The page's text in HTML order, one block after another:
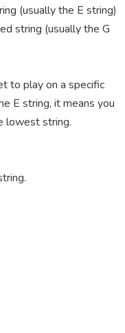
(usually the E string)
string (usually the G
to play on a specific
E string, it means you
lowest string.